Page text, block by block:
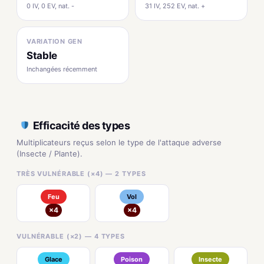
0 IV, 0 EV, nat. - 31 IV, 252 EV, nat. +
VARIATION GEN
Stable
Inchangées récemment
Efficacité des types
Multiplicateurs reçus selon le type de l'attaque adverse
(Insecte / Plante).
TRÈS VULNÉRABLE (×4) — 2 TYPES
Feu
×4
Vol
×4
VULNÉRABLE (×2) — 4 TYPES
Glace Poison Insecte